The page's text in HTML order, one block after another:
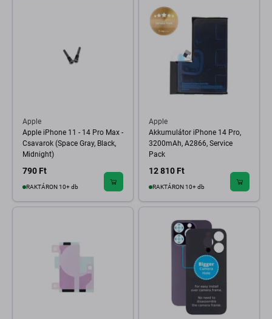
Apple
Apple iPhone 11 - 14 Pro Max -
Csavarok (Space Gray, Black,
Midnight)
790 Ft
RAKTÁRON 10+ db
Apple
Akkumulátor iPhone 14 Pro,
3200mAh, A2866, Service
Pack
12 810 Ft
RAKTÁRON 10+ db